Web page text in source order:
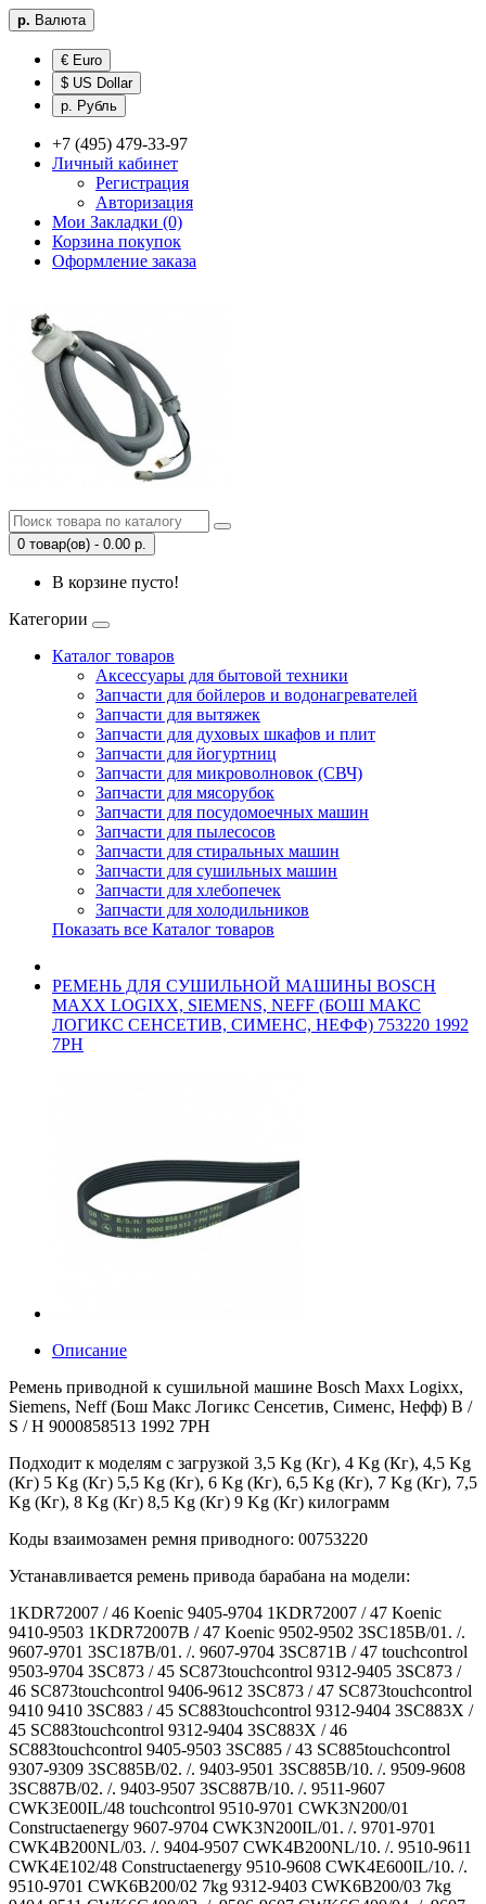
р. Валюта
€ Euro
$ US Dollar
р. Рубль
+7 (495) 479-33-97
Личный кабинет
Регистрация
Авторизация
Мои Закладки (0)
Корзина покупок
Оформление заказа
0 товар(ов) - 0.00 р.
В корзине пусто!
Категории
Каталог товаров
Аксессуары для бытовой техники
Запчасти для бойлеров и водонагревателей
Запчасти для вытяжек
Запчасти для духовых шкафов и плит
Запчасти для йогуртниц
Запчасти для микроволновок (СВЧ)
Запчасти для мясорубок
Запчасти для посудомоечных машин
Запчасти для пылесосов
Запчасти для стиральных машин
Запчасти для сушильных машин
Запчасти для хлебопечек
Запчасти для холодильников
Показать все Каталог товаров
РЕМЕНЬ ДЛЯ СУШИЛЬНОЙ МАШИНЫ BOSCH
MAXX LOGIXX, SIEMENS, NEFF (БОШ МАКС
ЛОГИКС СЕНСЕТИВ, СИМЕНС, НЕФФ) 753220 1992
7PH
Описание
Ремень приводной к сушильной машине Bosch Maxx Logixx,
Siemens, Neff (Бош Макс Логикс Сенсетив, Сименс, Нефф) B /
S / H 9000858513 1992 7PH
Подходит к моделям с загрузкой 3,5 Kg (Кг), 4 Kg (Кг), 4,5 Kg
(Кг) 5 Kg (Кг) 5,5 Kg (Кг), 6 Kg (Кг), 6,5 Kg (Кг), 7 Kg (Кг), 7,5
Kg (Кг), 8 Kg (Кг) 8,5 Kg (Кг) 9 Kg (Кг) килограмм
Коды взаимозамен ремня приводного: 00753220
Устанавливается ремень привода барабана на модели:
1KDR72007 / 46 Koenic 9405-9704 1KDR72007 / 47 Koenic 9410-9503 1KDR72007B / 47 Koenic 9502-9502 3SC185B/01. /. 9607-9701 3SC187B/01. /. 9607-9704 3SC871B / 47 touchcontrol 9503-9704 3SC873 / 45 SC873touchcontrol 9312-9405 3SC873 / 46 SC873touchcontrol 9406-9612 3SC873 / 47 SC873touchcontrol 9410 9410 3SC883 / 45 SC883touchcontrol 9312-9404 3SC883X / 45 SC883touchcontrol 9312-9404 3SC883X / 46 SC883touchcontrol 9405-9503 3SC885 / 43 SC885touchcontrol 9307-9309 3SC885B/02. /. 9403-9501 3SC885B/10. /. 9509-9608 3SC887B/02. /. 9403-9507 3SC887B/10. /. 9511-9607 CWK3E00IL/48 touchcontrol 9510-9701 CWK3N200/01 Constructaenergy 9607-9704 CWK3N200IL/01. /. 9701-9701 CWK4B200NL/03. /. 9404-9507 CWK4B200NL/10. /. 9510-9611 CWK4E102/48 Constructaenergy 9510-9608 CWK4E600IL/10. /. 9510-9701 CWK6B200/02 7kg 9312-9403 CWK6B200/03 7kg 9404-9511 CWK6G400/02. /. 9506-9607 CWK6G400/04. /. 9607-9704 KDR72007/43 Koenic 0000-0000 KDR72007/45 Koenic 0000-0000 KDR72007/46 Koenic 0000-0000 KDR72007BN/45 Koenic 0000-0000 KDR72007BN/47 Koenic 0000-0000 R7380X1EU/43. /. 9307-9311 R7380X1EU/45. /. 9312-9406 R7380X1EU/46. /. 9407-9503 R8580X1GB/43. /. 9308-9312 R8580X1GB/45. /. 9402 9403 R8580X1GB/46. /. 9404-9503 R8580X2GB/01. /. 9502-9701 R8580X3GB/01. /. 9703-9704 WKV4B200FF/07. /. 9503-9507 WKV4B200FF/10. /. 9510-9601 WT43G401FF/03. /. 9608-9704 WT43N200/01. /. 9606-9704 WT43N200FF/01. /. 9606-9701 WT43N201FF/01. /. 9607-9609 WT43N201NL/01 iQ300 9606-9701 WT43N263FG/01. /. 9607-9607 WT43N280/01. /. 9607-9704 WT43N2G0/01. /. 9611-9704 WT43N2L7DN/01. /. 9605-9612 WT44B200BY/02 tbd 9402-9402 WT44B200FF/02 iQ500 9401-9408 WT44B200FF/03 iQ500 9408-9502 WT44B200FF-09 9511-9511 iQ500 WT44B200IL/02 IQ300 9312-9501 WT44B200IL/09 IQ300 9510-9611 WT44B200ME/10. /. 9604-9701 WT44B201NL/02 iQ500 9312-9401 WT44B201NL/03 iQ500 9411-9504 WT44B201NL/07 iQ500 9502-9502 WT44B201NL/08 9506-9506 iQ500 WT44B201NL-09 9510-9606 iQ500 WT44B202IN/01. /. 9704-9704 WT44B202NL/02 iQ500 9312-9403 WT44B202NL/03 iQ500 9405-9409 WT44B290FF/03 iQ300 9407-9503 WT44B290FF/09 iQ300 9510-9604 WT44B500FF/02 iQ500 9312-9404 WT44B500FF/03 iQ500 9408-9505 WT44B500FF/06 9410-9410 iQ500 WT44B500FF/07 iQ500 9502-9502 WT44B500FF-09 9509-9601 iQ500 WT44B5E0DN/02 iQ500 9312-9407 WT44E101TR/40. /. 9307-9310 WT44E101TR/45. /. 9402-9405 WT44E101TR/46. /. 9407-9501 WT44E101TR/47. /. 9502-9502 WT44E101TR/48. /. 9507-9703 WT44E102ME/48. /. 9604-9703 WT44E102NL/45. /. 9401-9403 WT44E102NL/46. /. 9407-9408 WT44E103DN/45. /. 9312-9408 WT44E107DN/48. /. 9510-9611 WT44E107FI/48. /. 9703-9704 WT44E175NL/45. /. 9312-9404 WT44E175NL/46. /. 9405-9502 WT44E177NL/46 9409-9704 iQ300 WT44E184FF/45 9312-9402 iQ300 WT44E184FF/46 9409-9502 iQ300 WT44E184FF/48 iQ300 9509-9704 WT44E185FF/40 iQ300 9303-9304 WT44E1L7DN/48. /. 9702-9704 WT44E301NL/43 IQ500 9308-9312 WT44E301NL/45 9401-9403 IQ500 WT44E301NL/46 9405-9405 IQ500 WT44E308FF/43 iQ500 9307-9312 WT44E308FF/45 9312-9403 iQ500 WT44E308FF/46 9405-9503 iQ500 WT44E308FF/48 iQ500 9504-9603 WT44E373DN/43 IQ500 9307-9312 WT44E373DN/45 9312-9407 IQ500 WT44E373DN/46 9407-9605 IQ500 WT45M260OE/01. /. 9606-9702 WT45N200ES/01. /. 9703-9704 WT45N200FG/01. /. 9605-9704 WT45N200GB/01. /. 9601-9704 WT45N202FG/01. /. 9607-9704 WT45N272FG/01. /. 9608-9703 WT45N2C7DN/01. /. 9607-9612 WT45N2C7FI/01. /. 9702-9703 WT45N304NL/01 iQ500 9606-9704 WT45N305NL/01 iSensoric 9608-9704 WT46B200/02 iQ700 9312-9401 WT46B200/03 iQ700 9404-9504 WT46B200/08 iQ700 9506-9605 WT46B200FF/02 iQ500 9312-9411 WT46B200FF/03 iQ500 9408-9608 WT46B200GR/02 iQ500 9312-9312 WT46B200GR/03 iQ500 9409-9502 WT46B200HK/03 IQ300 9406-9505 WT46B200HK/08 9510-9704 IQ300 WT46B200IL/02 IQ300 9401-9505 WT46B200IL/08 9506-9612 IQ300 WT46B200TH/01. /. 9601-9702 WT46B200TI/02 IQ300 9401-9503 WT46B200TR/02 iQ300 9404-9409 WT46B201IN/08 9510-9701 IQ500 WT46B201TH/01. /. 9601-9703 WT46B202FG/02 IQ300 9402-9404 WT46B202FG/03 IQ300 9405-9506 WT46B202FG/08 9506-9610 IQ300 WT46B202NL/02 IQ300 9312-9404 WT46B202NL/03 IQ300 9405-9505 WT46B202NL/08 9506-9510 IQ300 WT46B202TR/08 iSensoric 9510-9703 WT46B209EE/06 9502-9505 IQ300 WT46B209EE/08 9511-9511 IQ300 WT46B210AU/02 IQ500 9312-9503 WT46B210BY/02 tbd 9401-9401 WT46B210BY/03 tbd 9409-9501 WT46B210EE/08 9510-9602 iQ500 WT46B210ME/10 iSensoric 9604-9612 WT46B211OE/02 TBD 9402-9505 WT46B211OE/08 TBD 9507-9604 WT46B211PL/02 TBD 9402-9403 WT46B267DN/02 iQ300 9402-9505 WT46B267DN/08 9506-9507 iQ300 WT46B267DN/09 iQ300 9509-9612 WT46B268DN/02 iQ300 9402-9505 WT46B268DN/08 9506-9607 iQ300 WT46B272FG/02 iQ500 9312-9401 WT46B272FG/08 9510-9510 iQ500 WT46B281NL/02 IQ300 9312-9407 WT46B282FG/02 iQ500 9401-9403 WT46B282FG/03 iQ500 9404-9408 WT46B290FF/03 iQ300 9407-9410 WT46B290FF/08 9510-9608 iQ300 WT46B310EE/10. /. 9604-9702 WT46E100GB/40. /. 9303-9303 WT46E101GB/45 iQ100 9312-9404 WT46E101GB/46 iQ100 9405-9411 WT46E101GB/48 iQ100 9504-9504 WT46E101GC/48. /. 9608-9701 WT46E103/45. /. 9312-9403 WT46E103/46. /. 9403-9704 WT46E103/47. /. 9410-9502 WT46E163FG/45. /. 9312-9404 WT46E163FG/46. /. 9407-9512 WT46E174NL/45. /. 9312-9401 WT46E174NL/46. /. 9405-9704 WT46E183NL/45. /. 9401-9404 WT46E183NL/46. /. 9405-9608 WT46E185/45. /. 9312-9403 WT46E185/46. /. 9406-9608 WT46E1K3/45. /. 9312-9403 WT46E1K3/46. /. 9404-9608 WT46E302HK/43 Avantixx7 9308-9312 WT46E302HK/45 Avantixx7 9312-9608 WT46E303TH/45 9312-9503 IQ500 WT46E303TH/48 IQ500 9505-9612 WT46E304NL/43 IQ500 9307-9312 WT46E304NL/46 9405-9608 IQ500 WT46E305/43. /. 9307-9312 WT46E305/44. /. 9312-9312 WT46E305/45. /. 9312-9404 WT46E305/46. /. 9404-9506 WT46E305DN/43. /. 9308-9311 WT46E305DN/45. /. 9312-9408 WT46E305FG/43 IQ500 9308-9312 WT46E305FG/45 9312-9404 IQ500 WT46E305FG/46 9406-9608 IQ500 WT46E30A/43 fitness 9309-9311 WT46E30XTR/43. /. 9307-9309 WT46E365DN/43 IQ500 9307-9312 WT46E365DN/45 9401-9408 IQ500 WT46E375DN/46 9408-9511 IQ500 WT46E381GB/43 IQ300 9309-9311 WT46E381GB/45 9312-9405 IQ300 WT46E381GB/46 9405-9504 IQ300 WT46E381GB/48 IQ300 9504-9606 WT46E386/43. /. 9307-9312 WT46E386/45. /. 9401-9403 WT46E386/46. /. 9403-9507 WT46E3F4EE/43 IQ300 9308-9312 WT46E3F4EE/45 9312-9404 IQ300 WT46E3F4EE/46 9406-9602 IQ300 WT46E3G1/43 IQ500 9308-9311 WT46E3G1/45 9401-9403 IQ500 WT46E3G1/46 9404-9511 IQ500 WT46E3R5/43. /. 9308-9312 WT46E3R5/45. /. 9312-9402 WT46E3R5/46. /. 9404-9409 WT46E3X1FF/43. /. 9307-9311 WT46E3X1FF/45. /. 9312-9402 WT46E3X1FF/46. /. 9405-9503 WT46G209EE/03. /. 9604-9612 WT46G210EE/03. /. 9604-9605 WT46G210EE/04. /. 9608-9612 WT46G400/02 iQ500 9507-9607 WT46G400/04 iQ500 9608-9704 WT46G4000W/01. /. 9502-9607 WT46G4000W/04. /. 9607-9704 WT46G400AU/02. /. 9510-9602 WT46G400AU/06. /. 9702-9703 WT46G400FF/01 iQ500 9408-9701 WT46G400FG/01 iQ500 9409-9410 WT46G400GC/01 iQ500 0000-0000 WT46G400GC/03 iQ500 9510-9606 WT46G400GC/04 iQ500 9608-9704 WT46G400HK/04 extra class 9609-9704 WT46G400IN/02. /. 9506-9611 WT46G400NL/02 iQ500 9507-9607 WT46G400NL/04 iQ500 9608-9704 WT46G400ZA/02 IQ500 9506-9604 WT46G400ZA/04 IQ500 9612-9701 WT46G401FF/04. /. 9608-9703 WT46G401GC/03. /. 9609-9704 WT46G401HK/04 extra class 9608-9704 WT46G407DN/01. /. 9504-9504 WT46G407DN/02. /. 9510-9605 WT46G407DN/04. /. 9608-9611 WT46G409GR/02. /. 9511-9611 WT46G420FF/03. /. 9609-9701 WT46G480/02 iQ500 9507-9703 WT46G481/01 high class 9703-9703 WT46G490GB/03 iSensoric 9603-9701 WT46G490NL/01 iQ500 9404-9607 WT46G490NL/04 iQ500 9607-9703 WT46G491GB/03 iSensoric 9703-9704 WT46G4G0/02 iQ500 9507-9701 WT46G4G0NL/03 iSensoric 9607-9704 WT46S515BY/43. /. 9308-9401 WT46S515BY/45. /. 9402-9504 WT46S515GC/43 iQ500 9307-9311 WT46S515GC/45 9403-9411 iQ500 WT46S515OE/43. /. 9308-9311 WT46S515OE/45. /. 9312-9407 WT46S515PL/43. /. 9309-9312 WT46S515PL/45. /. 9402 9403 WT46S52STR/43 iQ500 9307-9309 WT46S52STR/45 9401-9406 iQ500 WT46S52STR/46 9407-9502 iQ500 WT46S530EE/43. /. 9311-9311 WT46S530EE/46. /. 9410-9506 WT46S592AU/43. /. 9308-9310 WT46S592HK/43 IQ500 9309-9311 WT46S592HK/45 9312-9504 IQ500 WTB84200BY/02 tbd 9312-9409 WTB84200BY/03 tbd 9409-9504 WTB84200BY/08 tbd 9506-9506 WTB84200BY/09 tbd 9509-9701 WTB84200FF/02 Avantixx7 9401-9404 WTB84200FF/03 Avantixx7 9409-9505 WTB84200FF/08 Avantixx7 9506-9507 WTB84200FF-09 Avantixx7 9509-9608 WTB84200GB/03. /. 9409-9505 WTB84200GB/08. /. 9506-9507 WTB84200GB/09. /. 9509-9703 WTB84200IL/02 Maxx 9401-9506 WTB84200IL/08 Maxx 9507-9507 WTB84200IL/09 Maxx 9510-9610 WTB84201NL/02 Maxx 9401-9404 WTB84201NL/03 Maxx 9405-9504 WTB84201NL/09 Maxx 9509-9607 WTB84202FG/02 Maxx8 9312-9404 WTB84202FG/03 Maxx8 9406-9504 WTB84202FG/08 Maxx8 9506-9507 WTB84202FG-09 Maxx8 9509-9609 WTB84260EE/02 Avantixx8 9312-9312 WTB84260EE/03 Avantixx8 9405-9505 WTB84260EE/08 Avantixx8 9507-9507 WTB84260EE-09 Avantixx8 9511-9602 WTB84280FF/02 Avantixx7 9312-9312 WTB84280FF/03 Avantixx7 9407-9407 WTB84280FF/08 Avantixx7 9507-9507 WTB84300FF/02 Avantixx8 9312-9403 WTB84300FF/03 Avantixx8 9407-9505 WTB84300FF/08 Avantixx8 9506-9507 WTB84300FF-09 Avantixx8 9509-9703 WTB84390FF/03 Serie4 9407-9505 WTB84390FF-06 Serie4 9410-9411 WTB84390FF-07 Serie4 9502-9502 WTB84390FF/08 Serie4 9506-9506 WTB84390FF-09 Serie4 9511-9511 WTB845E0SN/02 Avantixx8 9403-9404 WTB86200/02 Logixx8 9312-9403 WTB86200/03 Logixx8 9404-9504 WTB86200/08 Logixx8 9506-9603 WTB86200AU/02 Avantixx 9312-9506 WTB86200AU/08 Avantixx 9507-9704 WTB86200FF/02 Avantixx7 9312-9404 WTB86200FF/03 Avantixx7 9405-9505 WTB86200FF/08 Avantixx7 9506-9609 WTB86200GR/03 Avantixx8 9408-9502 WTB86200ID-06 Maxx8 9411-9503 WTB86200ID/08 Maxx8 9507-9612 WTB86200IL/02 Maxx 9401-9505 WTB86200IL/08 Maxx 9507-9612 WTB86200ME-07 Serie4 9503-9505 WTB86200ME/08 Serie4 9510-9702 WTB86200OE/01 Avantixx 9304-9311 WTB86200OE/02 Avantixx 9312-9506 WTB86200OE/08 Avantixx 9506-9604 WTB86200PL/02 TBD 9401-9402 WTB86200PL/03 TBD 9404-9503 WTB86200PL/08 TBD 9506-9608 WTB86200SG/02 Maxx8 9401-9505 WTB86200SG/08 Maxx8 9506-9612 WTB86200TR/02 Maxx7 9312-9409 WTB86201BY/01 tbd 9304-9312 WTB86201BY/02 tbd 9401-9402 WTB86201IN/02 Avantixx 9404-9503 WTB86201IN/08 Avantixx 9510-9701 WTB86201PL/02 TBD 9401-9402 WTB86201PL/03 TBD 9404-95